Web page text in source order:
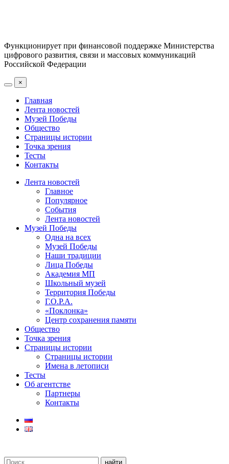
Функционирует при финансовой поддержке Министерства
цифрового развития, связи и массовых коммуникаций
Российской Федерации
×
Главная
Лента новостей
Музей Победы
Общество
Страницы истории
Точка зрения
Тесты
Контакты
Лента новостей
Главное
Популярное
События
Лента новостей
Музей Победы
Одна на всех
Музей Победы
Наши традиции
Лица Победы
Академия МП
Школьный музей
Территория Победы
Г.О.Р.А.
«Поклонка»
Центр сохранения памяти
Общество
Точка зрения
Страницы истории
Страницы истории
Имена в летописи
Тесты
Об агентстве
Партнеры
Контакты